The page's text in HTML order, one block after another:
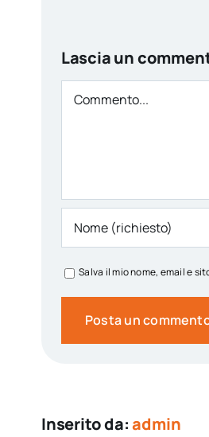
Lascia un
Comment
Salva il mio nome, email e
Inserito da:admin